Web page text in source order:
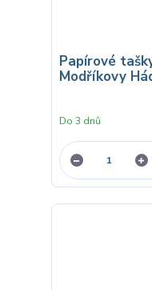
Papírové
Modříkovy
Do 3 dnů